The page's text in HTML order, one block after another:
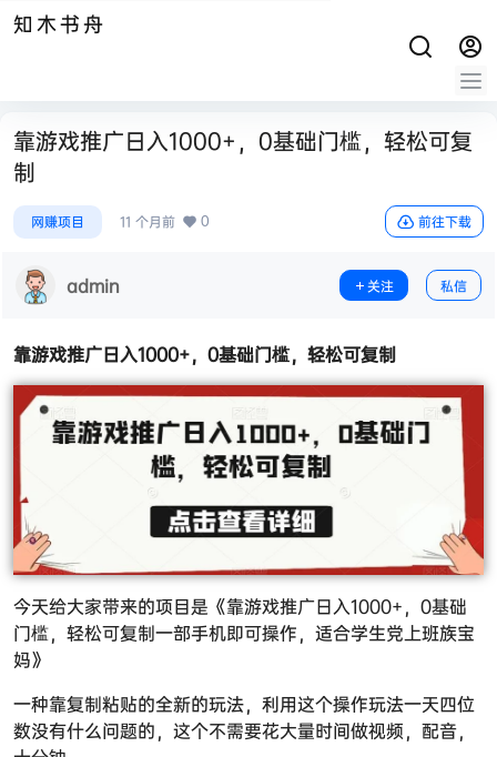
知木书舟
靠游戏推广日入1000+，0基础门槛，轻松可复
制
网赚项目 11 个月前 0 前往下载
admin 关注 私信
靠游戏推广日入1000+，0基础门槛，轻松可复制
今天给大家带来的项目是《靠游戏推广日入1000+，0基础
门槛，轻松可复制一部手机即可操作，适合学生党上班族宝
妈》
一种靠复制粘贴的全新的玩法，利用这个操作玩法一天四位
数没有什么问题的，这个不需要花大量时间做视频，配音，